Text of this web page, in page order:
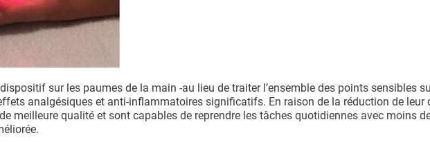
sur les paumes de la main -au lieu de traiter l’ensemble des points sensibles
analgésiques et anti-inflammatoires significatifs. En raison de la réduction de leur
meilleure qualité et sont capables de reprendre les tâches quotidiennes avec moins